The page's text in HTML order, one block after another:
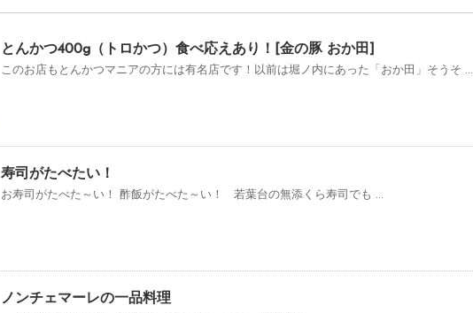
とんかつ400g（トロかつ）食べ応えあり！[金の豚 おか田]
このお店もとんかつマニアの方には有名店です！以前は堀ノ内にあった「おか田」そうそ ...
寿司がたべたい！
お寿司がたべた～い！ 酢飯がたべた～い！ 若葉台の無添くら寿司でも ...
ノンチェマーレの一品料理